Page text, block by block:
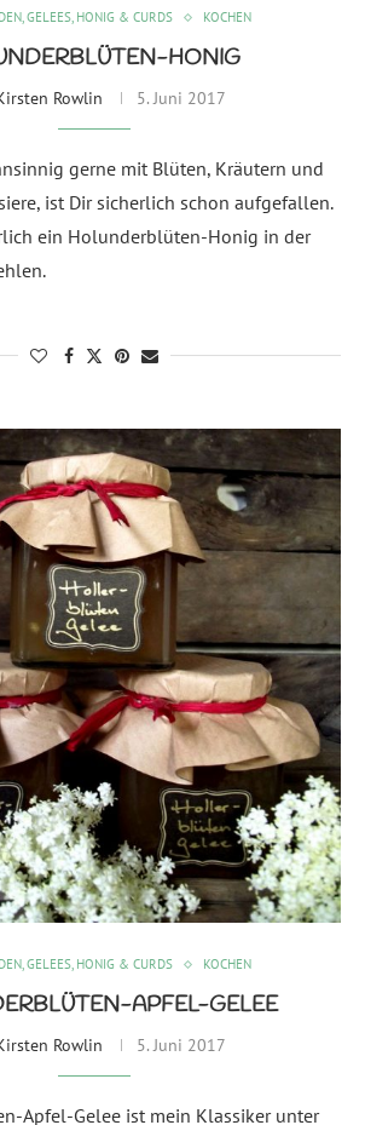
GELEES, HONIG & CURDS KOCHEN
HONIG
Rowlin 5. Juni 2017
gerne mit Blüten, Kräutern und
ist Dir sicherlich schon aufgefallen.
ein Holunderblüten-Honig in der
GELEES, HONIG & CURDS KOCHEN
APFEL-GELEE
Rowlin 5. Juni 2017
Apfel-Gelee ist mein Klassiker unter